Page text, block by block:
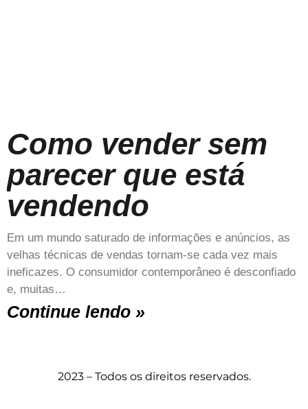
Como vender sem
parecer que está
vendendo
Em um mundo saturado de informações e anúncios, as
velhas técnicas de vendas tornam-se cada vez mais
ineficazes. O consumidor contemporâneo é desconfiado
e, muitas…
Continue lendo »
2023 – Todos os direitos reservados.